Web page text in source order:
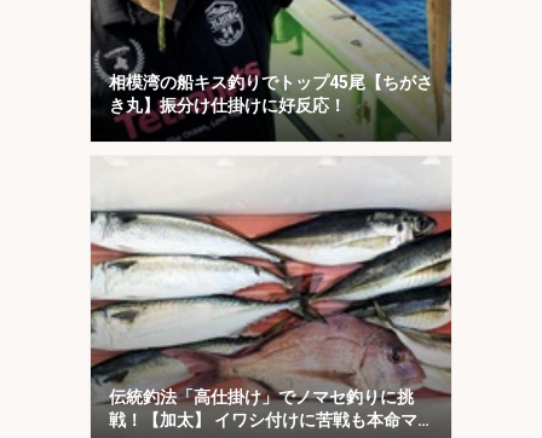
相模湾の船キス釣りでトップ45尾【ちがさ
き丸】振分け仕掛けに好反応！
伝統釣法「高仕掛け」でノマセ釣りに挑
戦！【加太】 イワシ付けに苦戦も本命マ